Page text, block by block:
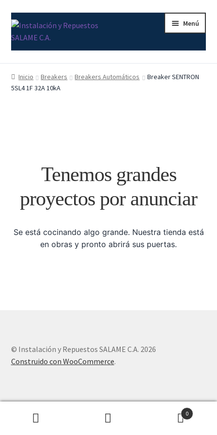
Ir
a
la
Ir
al
contenido
Menú
Inicio
Carrito
Finalizar compra
Sample Page
Inicio Breakers Breakers Automáticos
Breaker SENTRON
5SL4 1F 32A 10kA
Tenemos grandes
proyectos por anunciar
Se está cocinando algo grande. Nuestra tienda está
en obras y pronto abrirá sus puertas.
© Instalación y Repuestos SALAME C.A. 2026
Construido con WooCommerce.
0